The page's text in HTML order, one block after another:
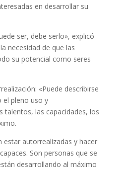
en desarrollar su
ser, debe serlo», explicó
necesidad de que las
su potencial como seres
«Puede describirse
el pleno uso y
talentos, las capacidades, los
estar autorrealizadas y hacer
Son personas que se
desarrollando al máximo